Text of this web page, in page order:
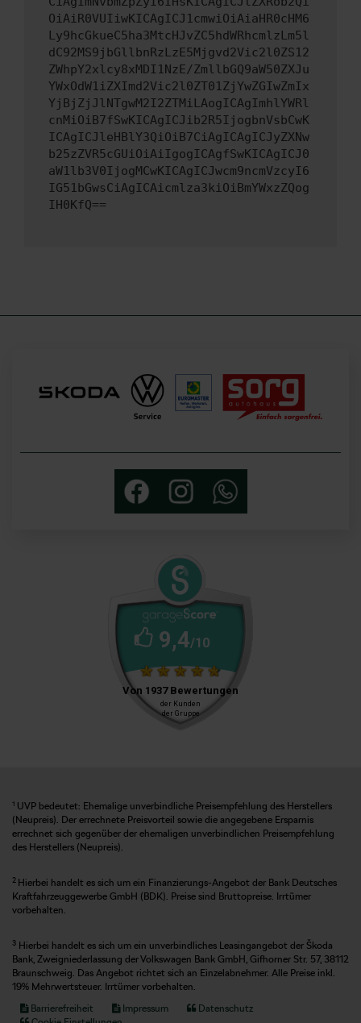
OiAiR0VUIiwKICAgICJ1cmwiOiAiaHR0cHM6
Ly9hcGkueC5ha3MtcHJvZC5hdWRhcmlzLm5l
dC92MS9jbGllbnRzLzE5Mjgvd2Vic2l0ZS12
ZWhpY2xlcy8xMDI1NzE/ZmllbGQ9aW50ZXJu
YWxOdW1iZXImd2Vic2l0ZT01ZjYwZGIwZmIx
YjBjZjJlNTgwM2I2ZTMiLAogICAgImhlYWRl
cnMiOiB7fSwKICAgICJib2R5IjogbnVsbCwK
ICAgICJleHBlY3QiOiB7CiAgICAgICJyZXNw
b25zZVR5cGUiOiAiIgogICAgfSwKICAgICJ0
aW1lb3V0IjogMCwKICAgICJwcm9ncmVzcyI6
IG51bGwsCiAgICAicmlza3kiOiBmYWxzZQog
IH0KfQ==
1 UVP bedeutet: Ehemalige unverbindliche Preisempfehlung des Herstellers
(Neupreis). Der errechnete Preisvorteil sowie die angegebene Ersparnis
errechnet sich gegenüber der ehemaligen unverbindlichen Preisempfehlung
des Herstellers (Neupreis).
2 Hierbei handelt es sich um ein Finanzierungs-Angebot der Bank Deutsches
Kraftfahrzeuggewerbe GmbH (BDK). Preise sind Bruttopreise. Irrtümer
vorbehalten.
3 Hierbei handelt es sich um ein unverbindliches Leasingangebot der Škoda
Bank, Zweigniederlassung der Volkswagen Bank GmbH, Gifhorner Str. 57, 38112
Braunschweig. Das Angebot richtet sich an Einzelabnehmer. Alle Preise inkl.
19% Mehrwertsteuer. Irrtümer vorbehalten.
Barrierefreiheit
Impressum
Datenschutz